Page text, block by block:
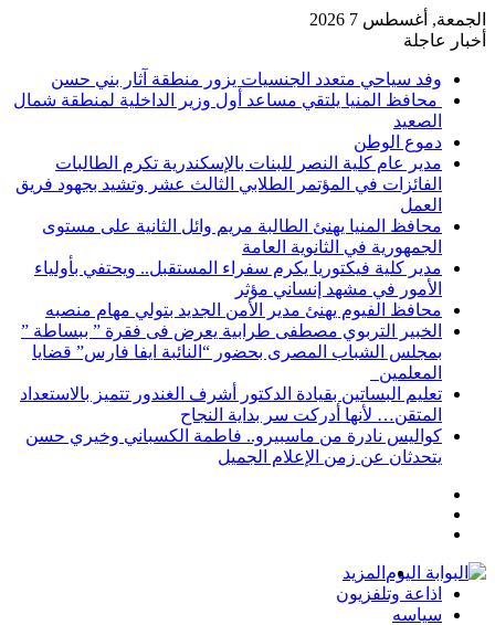
الجمعة, أغسطس 7 2026
أخبار عاجلة
وفد سياحي متعدد الجنسيات يزور منطقة آثار بني حسن
محافظ المنيا يلتقي مساعد أول وزير الداخلية لمنطقة شمال
الصعيد
دموع الوطن
مدير عام كلية النصر للبنات بالإسكندرية تكرم الطالبات
الفائزات في المؤتمر الطلابي الثالث عشر وتشيد بجهود فريق
العمل
محافظ المنيا يهنئ الطالبة مريم وائل الثانية على مستوى
الجمهورية في الثانوية العامة
مدير كلية فيكتوريا يكرم سفراء المستقبل.. ويحتفي بأولياء
الأمور في مشهد إنساني مؤثر
محافظ الفيوم يهنئ مدير الأمن الجديد بتولي مهام منصبه
الخبير التربوي مصطفى طرابية يعرض فى فقرة ” ببساطة ”
بمجلس الشباب المصرى بحضور “النائبة ايفا فارس” قضايا
المعلمين
تعليم البساتين بقيادة الدكتور أشرف الغندور تتميز بالاستعداد
المتقن… لأنها أدركت سر بداية النجاح
كواليس نادرة من ماسبيرو.. فاطمة الكسباني وخيري حسن
يتحدثان عن زمن الإعلام الجميل
المزيد
اذاعة وتلفزيون
سياسه